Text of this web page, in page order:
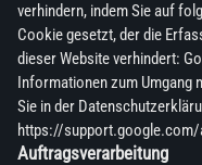
verhindern, indem Sie auf
Cookie gesetzt, der die
dieser Website verhindert:
Informationen zum Umgang
Sie in der
https://
Auftragsverarbeitung